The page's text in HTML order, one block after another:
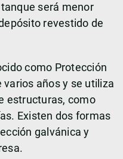
será menor
revestido de
como Protección
años y se utiliza
estructuras, como
Existen dos formas
galvánica y